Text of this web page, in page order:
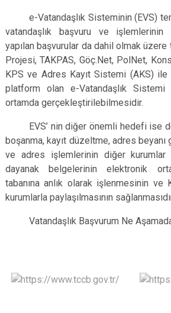
e-Vatandaşlık Sisteminin (EVS)
vatandaşlık başvuru ve işlemlerinin
yapılan başvurular da dahil olmak
Projesi, TAKPAS, Göç.Net, PolNet,
KPS ve Adres Kayıt Sistemi (AKS) ile
platform olan e-Vatandaşlık Sistemi
ortamda gerçekleştirilebilmesidir.
EVS’ nin diğer önemli hedefi ise
boşanma, kayıt düzeltme, adres beyanı
ve adres işlemlerinin diğer kurumlar
dayanak belgelerinin elektronik
tabanına anlık olarak işlenmesinin ve
kurumlarla paylaşılmasının
Vatandaşlık Başvurum Ne